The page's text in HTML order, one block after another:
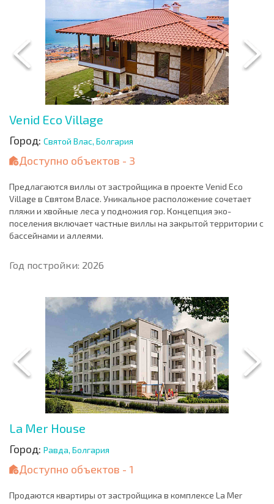
Venid Eco Village
Город: Святой Влас, Болгария
Доступно объектов - 3
Предлагаются виллы от застройщика в проекте Venid Eco
Village в Святом Власе. Уникальное расположение сочетает
пляжи и хвойные леса у подножия гор. Концепция эко-
поселения включает частные виллы на закрытой территории с
бассейнами и аллеями.
Год постройки: 2026
La Mer House
Город: Равда, Болгария
Доступно объектов - 1
Продаются квартиры от застройщика в комплексе La Mer